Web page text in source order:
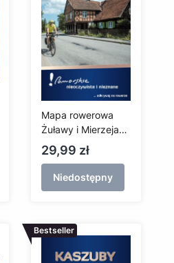
Mapa rowerowa
Żuławy i Mierzeja
Wiślana
(laminowana -
edycja 2022)
Cena
29,99 zł
Niedostępny
Bestseller